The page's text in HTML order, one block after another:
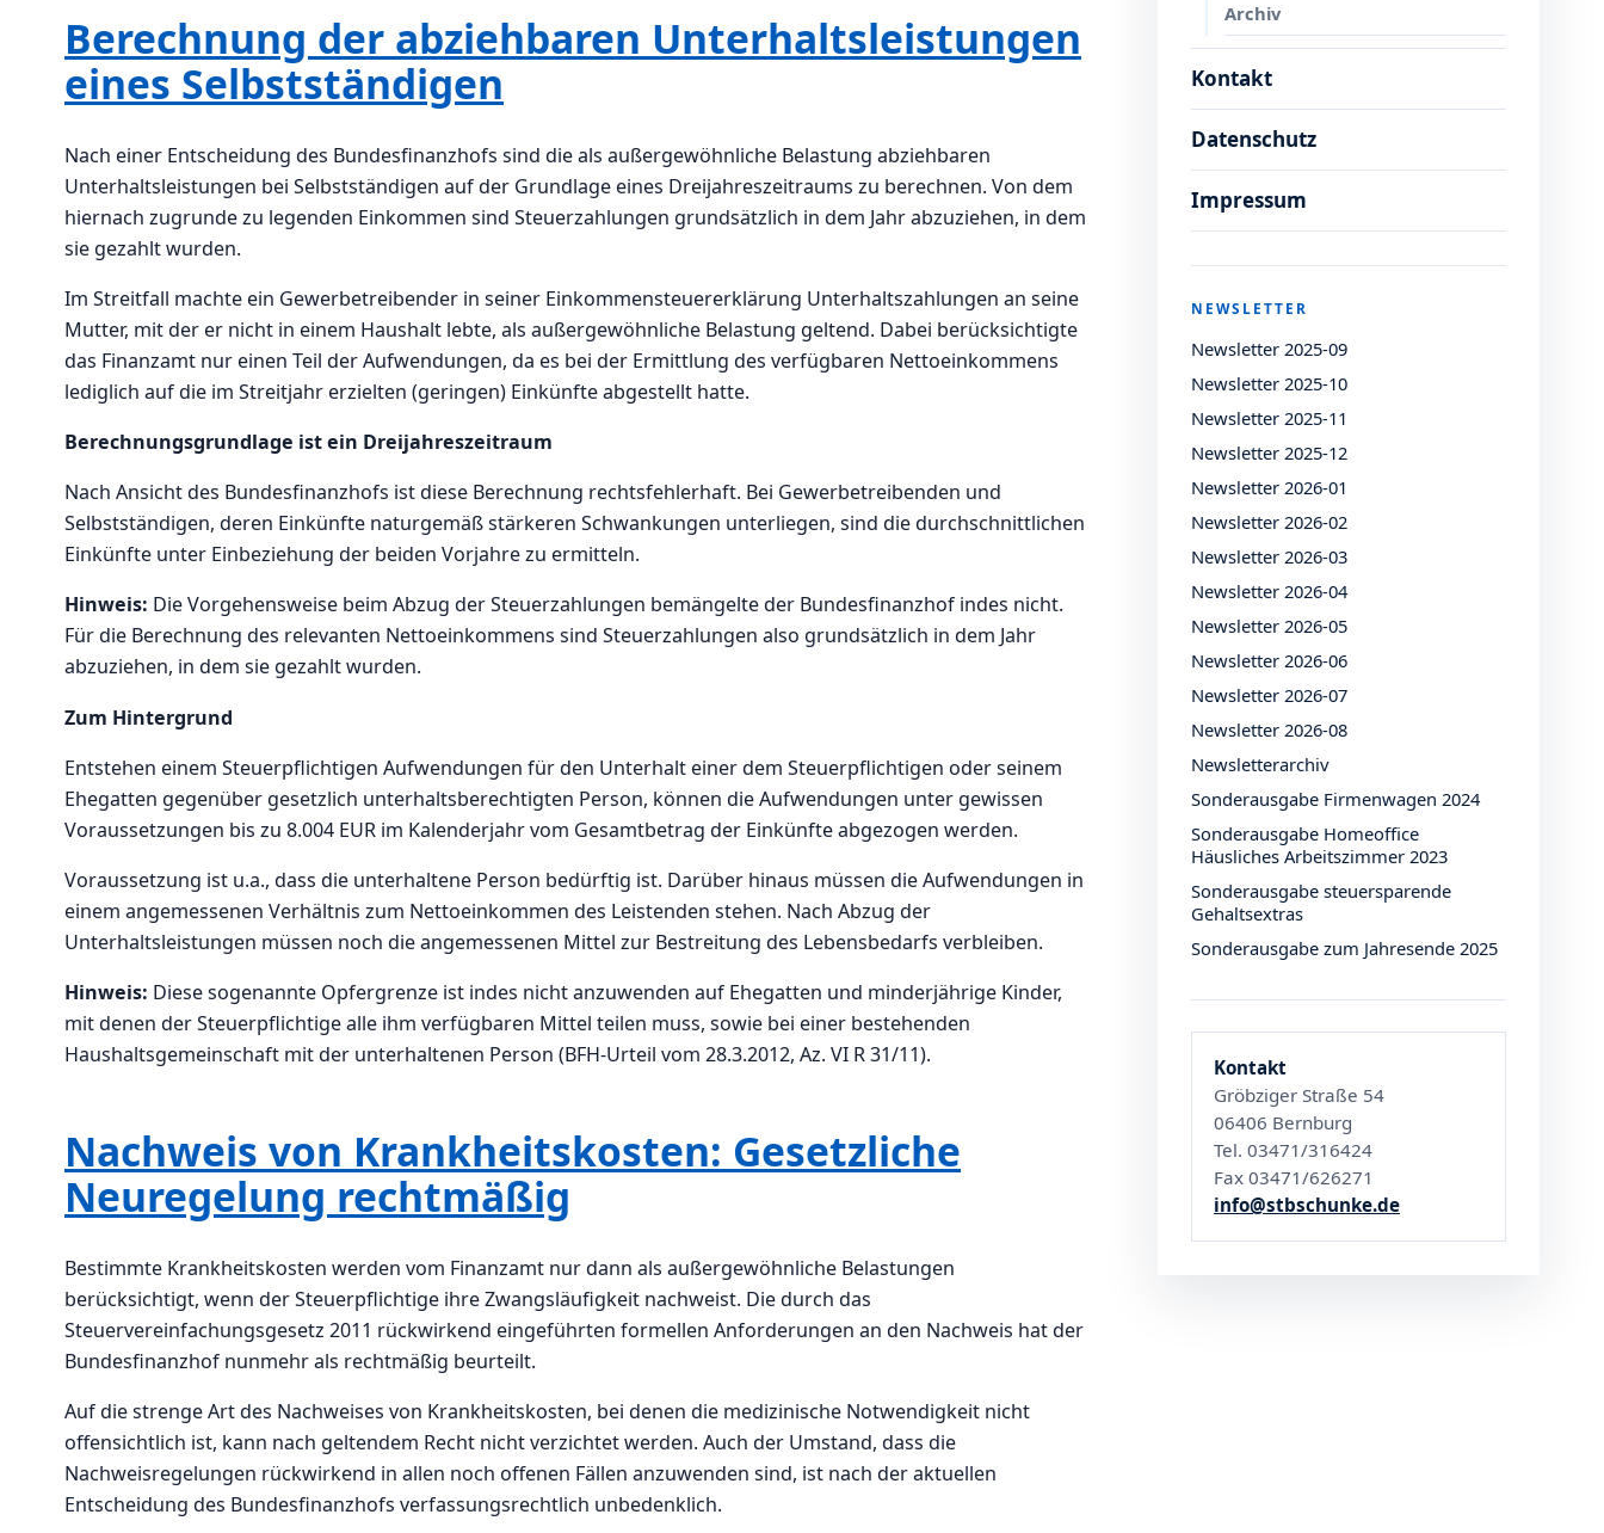
Berechnung der abziehbaren Unterhaltsleistungen
eines Selbstständigen
Nach einer Entscheidung des Bundesfinanzhofs sind die als außergewöhnliche Belastung abziehbaren
Unterhaltsleistungen bei Selbstständigen auf der Grundlage eines Dreijahreszeitraums zu berechnen. Von dem
hiernach zugrunde zu legenden Einkommen sind Steuerzahlungen grundsätzlich in dem Jahr abzuziehen, in dem
sie gezahlt wurden.
Im Streitfall machte ein Gewerbetreibender in seiner Einkommensteuererklärung Unterhaltszahlungen an seine
Mutter, mit der er nicht in einem Haushalt lebte, als außergewöhnliche Belastung geltend. Dabei berücksichtigte
das Finanzamt nur einen Teil der Aufwendungen, da es bei der Ermittlung des verfügbaren Nettoeinkommens
lediglich auf die im Streitjahr erzielten (geringen) Einkünfte abgestellt hatte.
Berechnungsgrundlage ist ein Dreijahreszeitraum
Nach Ansicht des Bundesfinanzhofs ist diese Berechnung rechtsfehlerhaft. Bei Gewerbetreibenden und
Selbstständigen, deren Einkünfte naturgemäß stärkeren Schwankungen unterliegen, sind die durchschnittlichen
Einkünfte unter Einbeziehung der beiden Vorjahre zu ermitteln.
Hinweis: Die Vorgehensweise beim Abzug der Steuerzahlungen bemängelte der Bundesfinanzhof indes nicht.
Für die Berechnung des relevanten Nettoeinkommens sind Steuerzahlungen also grundsätzlich in dem Jahr
abzuziehen, in dem sie gezahlt wurden.
Zum Hintergrund
Entstehen einem Steuerpflichtigen Aufwendungen für den Unterhalt einer dem Steuerpflichtigen oder seinem
Ehegatten gegenüber gesetzlich unterhaltsberechtigten Person, können die Aufwendungen unter gewissen
Voraussetzungen bis zu 8.004 EUR im Kalenderjahr vom Gesamtbetrag der Einkünfte abgezogen werden.
Voraussetzung ist u.a., dass die unterhaltene Person bedürftig ist. Darüber hinaus müssen die Aufwendungen in
einem angemessenen Verhältnis zum Nettoeinkommen des Leistenden stehen. Nach Abzug der
Unterhaltsleistungen müssen noch die angemessenen Mittel zur Bestreitung des Lebensbedarfs verbleiben.
Hinweis: Diese sogenannte Opfergrenze ist indes nicht anzuwenden auf Ehegatten und minderjährige Kinder,
mit denen der Steuerpflichtige alle ihm verfügbaren Mittel teilen muss, sowie bei einer bestehenden
Haushaltsgemeinschaft mit der unterhaltenen Person (BFH-Urteil vom 28.3.2012, Az. VI R 31/11).
Nachweis von Krankheitskosten: Gesetzliche
Neuregelung rechtmäßig
Bestimmte Krankheitskosten werden vom Finanzamt nur dann als außergewöhnliche Belastungen
berücksichtigt, wenn der Steuerpflichtige ihre Zwangsläufigkeit nachweist. Die durch das
Steuervereinfachungsgesetz 2011 rückwirkend eingeführten formellen Anforderungen an den Nachweis hat der
Bundesfinanzhof nunmehr als rechtmäßig beurteilt.
Auf die strenge Art des Nachweises von Krankheitskosten, bei denen die medizinische Notwendigkeit nicht
offensichtlich ist, kann nach geltendem Recht nicht verzichtet werden. Auch der Umstand, dass die
Nachweisregelungen rückwirkend in allen noch offenen Fällen anzuwenden sind, ist nach der aktuellen
Entscheidung des Bundesfinanzhofs verfassungsrechtlich unbedenklich.
Archiv
Kontakt
Datenschutz
Impressum
NEWSLETTER
Newsletter 2025-09
Newsletter 2025-10
Newsletter 2025-11
Newsletter 2025-12
Newsletter 2026-01
Newsletter 2026-02
Newsletter 2026-03
Newsletter 2026-04
Newsletter 2026-05
Newsletter 2026-06
Newsletter 2026-07
Newsletter 2026-08
Newsletterarchiv
Sonderausgabe Firmenwagen 2024
Sonderausgabe Homeoffice
Häusliches Arbeitszimmer 2023
Sonderausgabe steuersparende
Gehaltsextras
Sonderausgabe zum Jahresende 2025
Kontakt
Gröbziger Straße 54
06406 Bernburg
Tel. 03471/316424
Fax 03471/626271
info@stbschunke.de